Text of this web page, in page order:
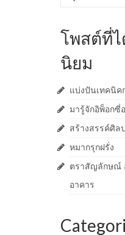
for:
โพสต์ที่
นิยม
แบ่งปันเทคนิค
มารู้จักอิพ็อกซี่
สร้างสรรค์ศิล
หมากรุกฝรั่ง
ตราสัญลักษณ์
อาคาร